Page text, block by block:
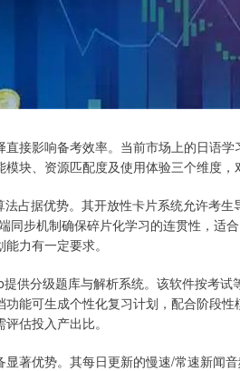
接影响备考效率。当前市场上的日语
块、资源匹配度及使用体验三个维度，
占据优势。其开放性卡片系统允许考
同步机制确保碎片化学习的连贯性，适
力有一定要求。
供分级题库与解析系统。该软件按考试
能可生成个性化复习计划，配合阶段
估投入产出比。
著优势。其每日更新的慢速/常速新闻
200.89 1.42% 沪